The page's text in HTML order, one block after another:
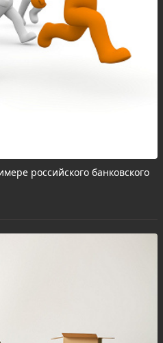
российского банковского